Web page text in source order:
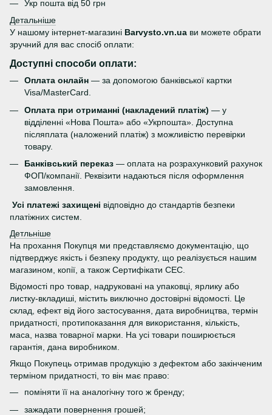
Укр пошта від 50 грн
Детальніше
У нашому інтернет-магазині Barvysto.vn.ua ви можете обрати
зручний для вас спосіб оплати:
Доступні способи оплати:
Оплата онлайн — за допомогою банківської картки
Visa/MasterCard.
Оплата при отриманні (накладений платіж) — у
відділенні «Нова Пошта» або «Укрпошта». Доступна
післяплата (наложений платіж) з можливістю перевірки
товару.
Банківський переказ — оплата на розрахунковий рахунок
ФОП/компанії. Реквізити надаються після оформлення
замовлення.
Усі платежі захищені відповідно до стандартів безпеки
платіжних систем.
Детльніше
На прохання Покупця ми представляємо документацію, що
підтверджує якість і безпеку продукту, що реалізується нашим
магазином, копії, а також Сертифікати СЕС.
Відомості про товар, надруковані на упаковці, ярлику або
листку-вкладиші, містить виключно достовірні відомості. Це
склад, ефект від його застосування, дата виробництва, термін
придатності, протипоказання для використання, кількість,
маса, назва товарної марки. На усі товари поширюється
гарантія, дана виробником.
Якщо Покупець отримав продукцію з дефектом або закінченим
терміном придатності, то він має право:
поміняти її на аналогічну того ж бренду;
зажадати повернення грошей;